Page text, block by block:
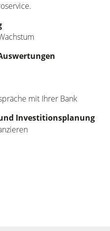
mit Ihrer Bank
Investitionsplanung